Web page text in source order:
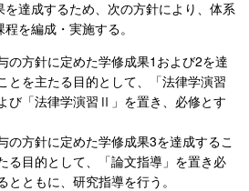
達成するため、次の方針により、体系
を編成・実施する。
の方針に定めた学修成果1および2を達
とを主たる目的として、「法律学演習
び「法律学演習Ⅱ」を置き、必修とす
の方針に定めた学修成果3を達成するこ
る目的として、「論文指導」を置き必
とともに、研究指導を行う。